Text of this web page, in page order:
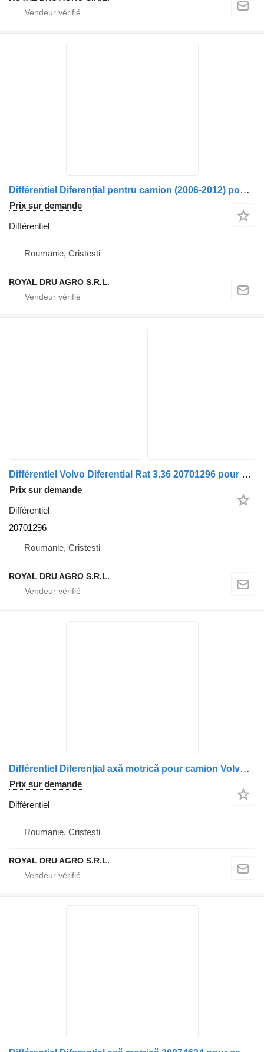
Différentiel Diferențial pentru camion (2006-2012) pour camion Volvo RSS1334B
Prix sur demande
Différentiel
Roumanie, Cristesti
ROYAL DRU AGRO S.R.L.
Différentiel Volvo Diferential Rat 3.36 20701296 pour camion Volvo RSS1344B
Prix sur demande
Différentiel
20701296
Roumanie, Cristesti
ROYAL DRU AGRO S.R.L.
Différentiel Diferențial axă motrică pour camion Volvo 70313929
Prix sur demande
Différentiel
Roumanie, Cristesti
ROYAL DRU AGRO S.R.L.